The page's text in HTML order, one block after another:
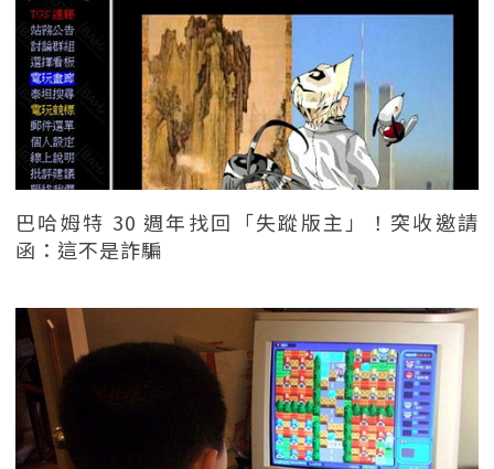
巴哈姆特 30 週年找回「失蹤版主」！突收邀請
函：這不是詐騙